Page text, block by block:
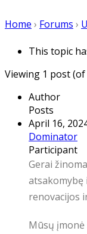
Home › Forums ›
This topic
Viewing 1 post
Author
Posts
April 16,
Dominator
Participant
Gerai
atsakomybę
renovacijos
Mūsų